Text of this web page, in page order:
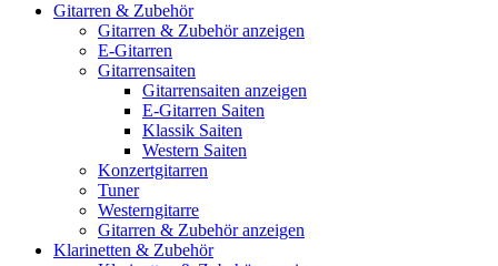
Gitarren & Zubehör
Gitarren & Zubehör anzeigen
E-Gitarren
Gitarrensaiten
Gitarrensaiten anzeigen
E-Gitarren Saiten
Klassik Saiten
Western Saiten
Konzertgitarren
Tuner
Westerngitarre
Gitarren & Zubehör anzeigen
Klarinetten & Zubehör